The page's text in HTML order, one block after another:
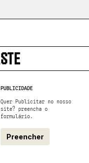
PUBLICIDADE
Quer Publicitar no nosso
site? preencha o
formulário.
Preencher